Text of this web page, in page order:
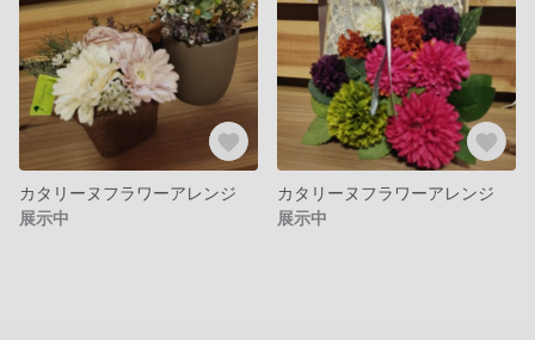
カタリーヌフラワーアレンジ
展示中
カタリーヌフラワーアレンジ
展示中